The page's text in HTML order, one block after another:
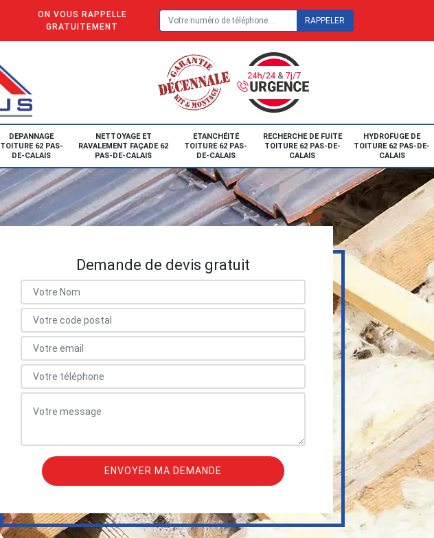
ON VOUS RAPPELLE
GRATUITEMENT
DEPANNAGE
TOITURE 62 PAS-
DE-CALAIS
NETTOYAGE ET
RAVALEMENT FAÇADE 62
PAS-DE-CALAIS
ETANCHÉITÉ
TOITURE 62 PAS-
DE-CALAIS
RECHERCHE DE FUITE
TOITURE 62 PAS-DE-
CALAIS
HYDROFUGE DE
TOITURE 62 PAS-DE-
CALAIS
Demande de devis gratuit